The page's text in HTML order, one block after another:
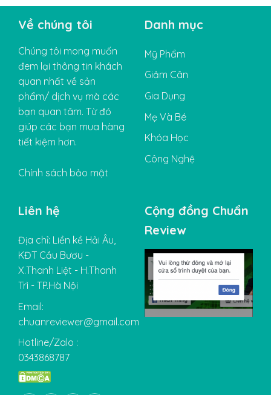
Về chúng tôi
Chúng tôi mong muốn
đem lại thông tin khách
quan nhất về sản
phẩm/ dịch vụ mà các
bạn quan tâm. Từ đó
giúp các bạn mua hàng
tiết kiệm hơn.
Chính sách bảo mật
Danh mục
Mỹ Phẩm
Giảm Cân
Gia Dụng
Mẹ Và Bé
Khóa Học
Công Nghệ
Liên hệ
Địa chỉ: Liền kề Hải Âu,
KĐT Cầu Bươu -
X.Thanh Liệt - H.Thanh
Trì - TP.Hà Nội
Email:
chuanreviewer@gmail.com
Hotline/Zalo :
0343868787
Cộng đồng Chuẩn
Review